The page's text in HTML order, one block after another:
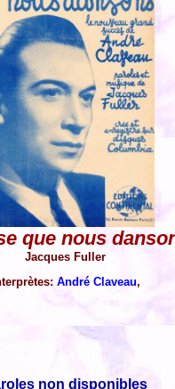
que nous
Jacques Fuller
André Claveau,
non disponibles